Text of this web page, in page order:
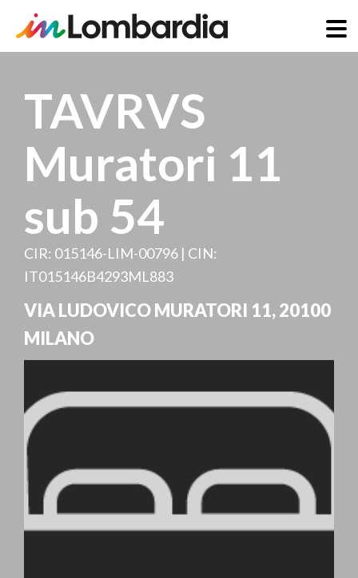
contenuto
principale
TAVRVS
Muratori 11
sub 54
CIR: 015146-LIM-00796 | CIN:
IT015146B4293ML883
VIA LUDOVICO MURATORI 11,20100
MILANO